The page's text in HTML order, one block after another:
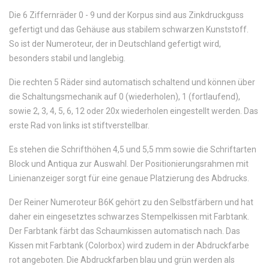
Die 6 Ziffernräder 0 - 9 und der Korpus sind aus Zinkdruckguss
gefertigt und das Gehäuse aus stabilem schwarzen Kunststoff.
So ist der Numeroteur, der in Deutschland gefertigt wird,
besonders stabil und langlebig.
Die rechten 5 Räder sind automatisch schaltend und können über
die Schaltungsmechanik auf 0 (wiederholen), 1 (fortlaufend),
sowie 2, 3, 4, 5, 6, 12 oder 20x wiederholen eingestellt werden. Das
erste Rad von links ist stiftverstellbar.
Es stehen die Schrifthöhen 4,5 und 5,5 mm sowie die Schriftarten
Block und Antiqua zur Auswahl. Der Positionierungsrahmen mit
Linienanzeiger sorgt für eine genaue Platzierung des Abdrucks.
Der Reiner Numeroteur B6K gehört zu den Selbstfärbern und hat
daher ein eingesetztes schwarzes Stempelkissen mit Farbtank.
Der Farbtank färbt das Schaumkissen automatisch nach. Das
Kissen mit Farbtank (Colorbox) wird zudem in der Abdruckfarbe
rot angeboten. Die Abdruckfarben blau und grün werden als